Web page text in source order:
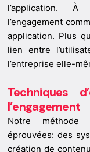
l’application. À
l’engagement
application. Plus
lien entre
l’entreprise elle-
Techniques
l’engagement
Notre méthode
éprouvées: des
création de